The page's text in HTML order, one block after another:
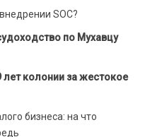
SOC?
по Мухавцу
колонии за жестокое
бизнеса: на что